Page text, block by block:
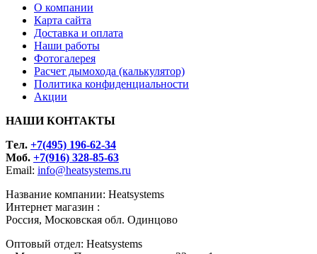
О компании
Карта сайта
Доставка и оплата
Наши работы
Фотогалерея
Расчет дымохода (калькулятор)
Политика конфиденциальности
Акции
НАШИ КОНТАКТЫ
Tел. +7(495) 196-62-34
Моб. +7(916) 328-85-63
Email: info@heatsystems.ru
Название компании: Heatsystems
Интернет магазин :
Россия, Московская обл. Одинцово
Оптовый отдел: Heatsystems